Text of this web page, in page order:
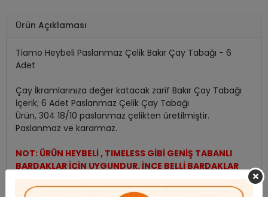
Ürün Açıklaması
Tiamo Heybeli Paslanmaz Çelik Bakır Çay Tabağı - 6
Adet
Çay İkramlarınıza değer katacak zarif Bakır Çay Tabağı
İçerik; 6 Adet Paslanmaz Çelik Çay Tabağı
Ürün, 304 18/10 paslanmaz çelikten üretilmiştir.
Paslanmaz ve kararmaz.
NOT: ÜRÜN HEYBELİ , TIMELESS GİBİ GENİŞ TABANLI
BARDAKLAR İÇİN UYGUNDUR. İNCE BELLİ BARDAKLAR
İÇİN UYGUN DEĞİLDİR.